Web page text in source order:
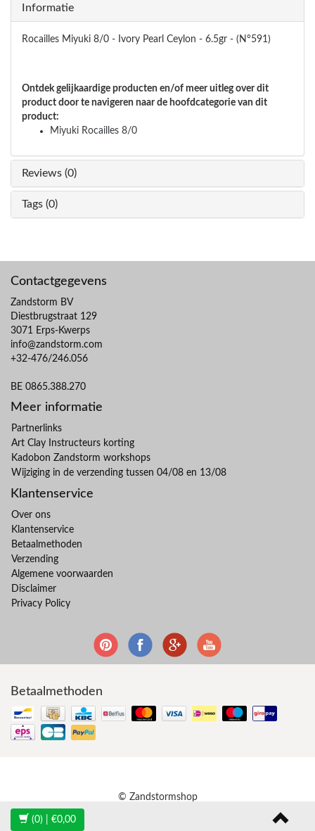
Informatie
Rocailles Miyuki 8/0 - Ivory Pearl Ceylon - 6.5gr - (N°591)
Ontdek gelijkaardige producten en/of meer uitleg over dit
product door te navigeren naar de hoofdcategorie van dit
product:
Miyuki Rocailles 8/0
Reviews (0)
Tags (0)
Contactgegevens
Zandstorm BV
Diestbrugstraat 129
3071 Erps-Kwerps
info@zandstorm.com
+32-476/246.056
BE 0865.388.270
Meer informatie
Partnerlinks
Art Clay Instructeurs korting
Kadobon Zandstorm workshops
Wijziging in de verzending tussen 04/08 en 13/08
Klantenservice
Over ons
Klantenservice
Betaalmethoden
Verzending
Algemene voorwaarden
Disclaimer
Privacy Policy
Betaalmethoden
© Zandstormshop
(0) | €0,00